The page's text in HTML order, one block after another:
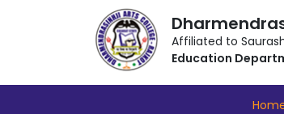
Affiliated to
Education